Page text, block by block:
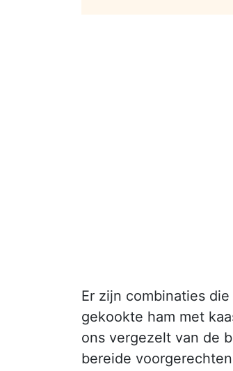
Er zijn combinaties
gekookte ham met
ons vergezelt van de
bereide